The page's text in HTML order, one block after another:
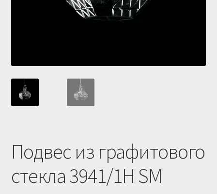
Оформление заказа
Подвес из графитового
стекла 3941/1H SM